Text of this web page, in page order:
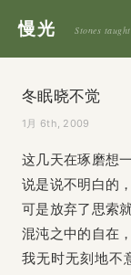
慢光 Stones
冬眠晓不觉
1月 6th, 2009
这几天在琢磨想
说是说不明白的
可是放弃了思索
混沌之中的自在
我无时无刻地不